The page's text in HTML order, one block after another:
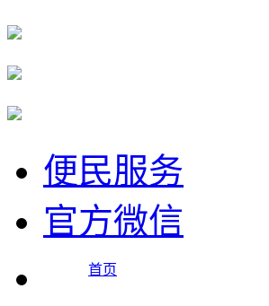
便民服务
官方微信
首页